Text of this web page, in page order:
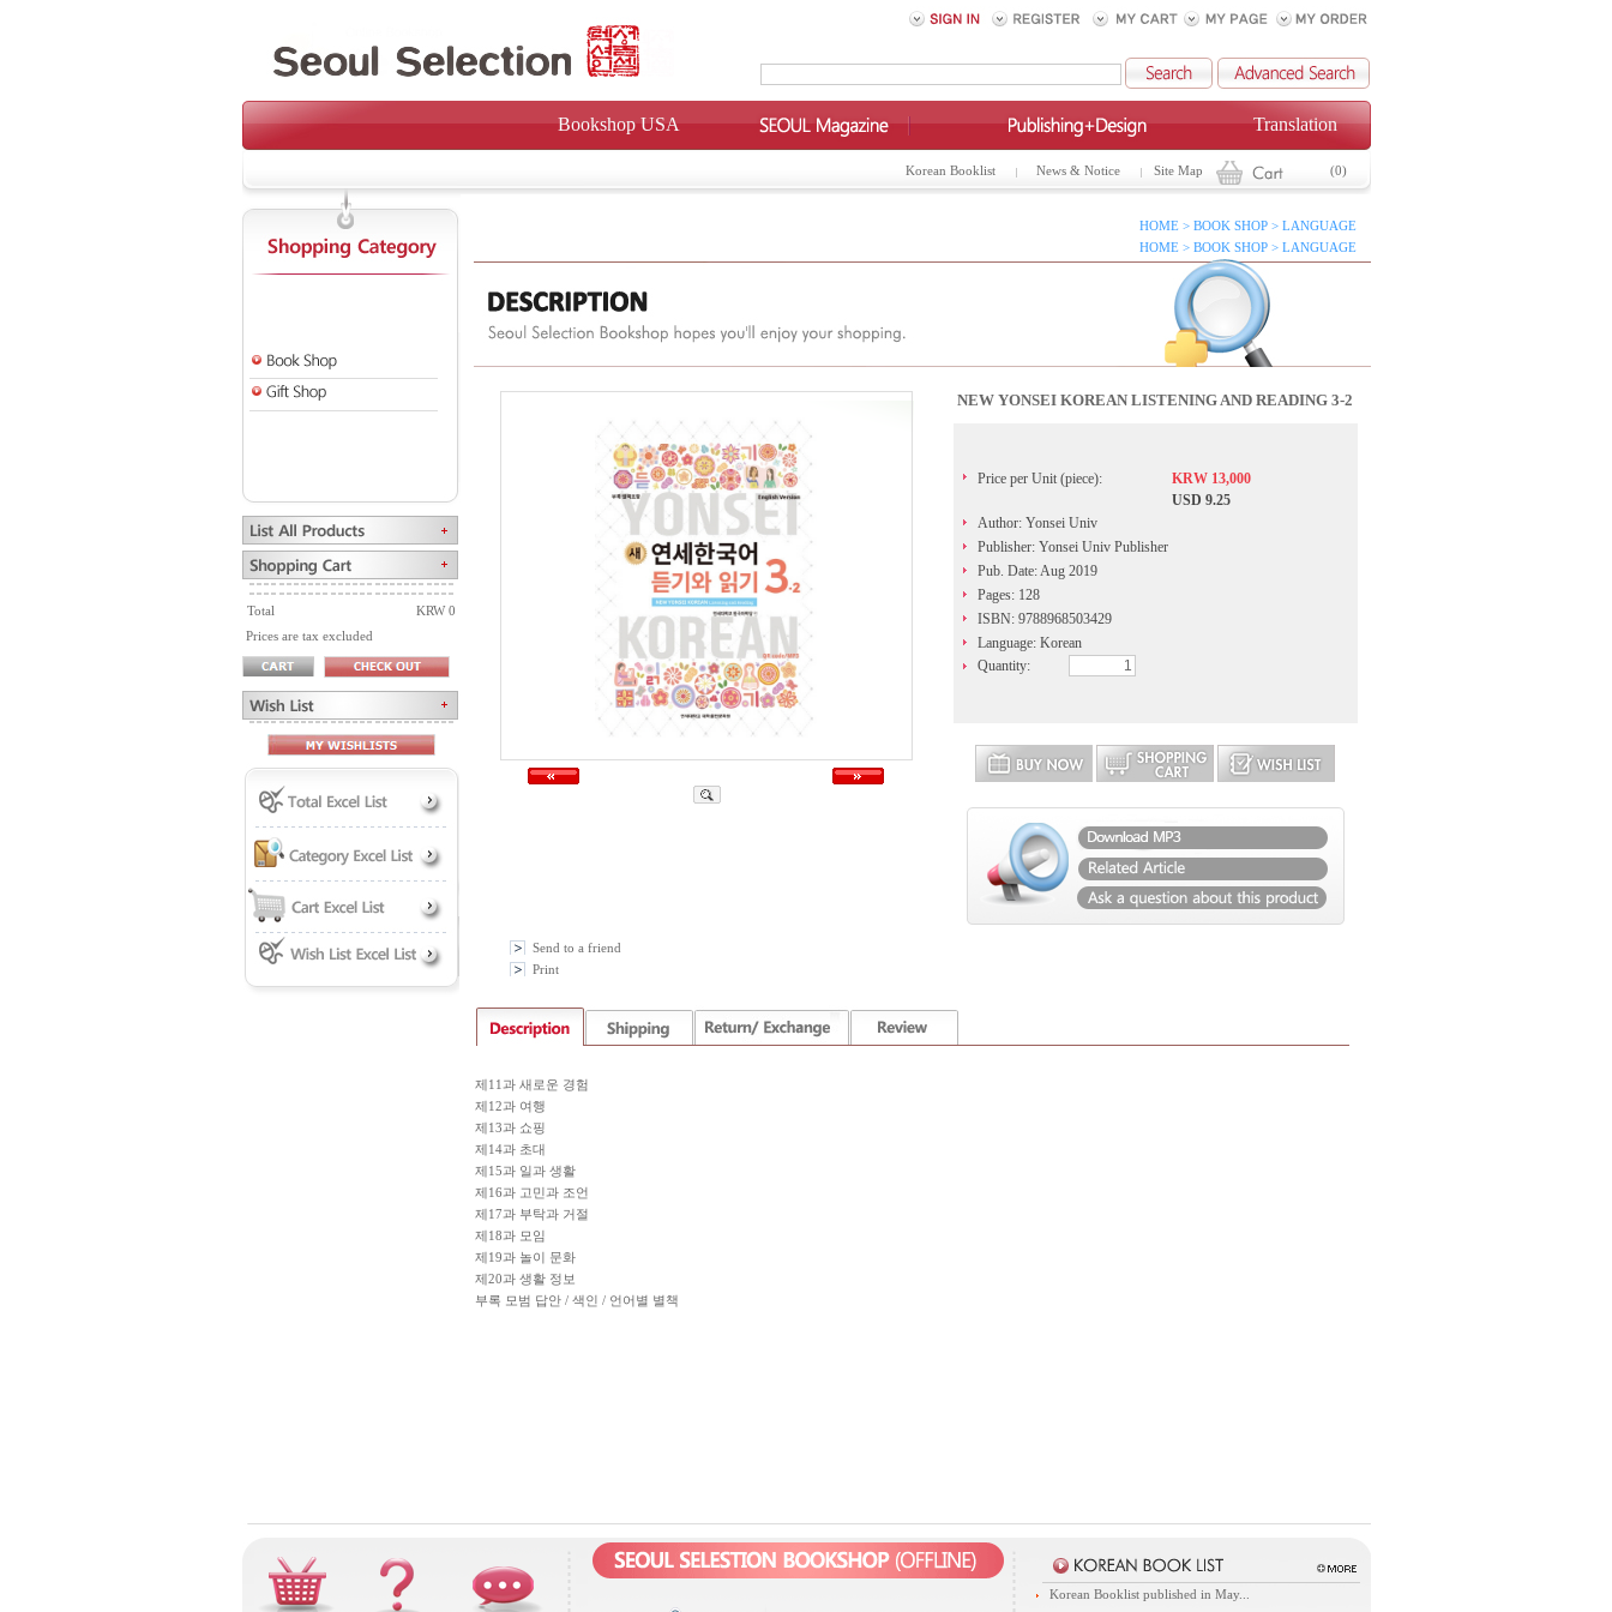
Bookshop USA Translation
Korean Booklist News & Notice Site Map (0)
Total
KRW 0
Prices are tax excluded
HOME > BOOK SHOP > LANGUAGE
HOME > BOOK SHOP > LANGUAGE
NEW YONSEI KOREAN LISTENING AND READING 3-2
Price per Unit (piece):
KRW 13,000
USD 9.25
Author: Yonsei Univ
Publisher: Yonsei Univ Publisher
Pub. Date: Aug 2019
Pages: 128
ISBN: 9788968503429
Language: Korean
Quantity:
Send to a friend
Print
제11과 새로운 경험
제12과 여행
제13과 쇼핑
제14과 초대
제15과 일과 생활
제16과 고민과 조언
제17과 부탁과 거절
제18과 모임
제19과 놀이 문화
제20과 생활 정보
부록 모범 답안 / 색인 / 언어별 별책
Korean Booklist published in May...